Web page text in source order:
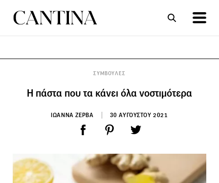
ΣΥΜΒΟΥΛΕΣ
Η πάστα που τα κάνει όλα νοστιμότερα
ΙΩΑΝΝΑ ΖΕΡΒΑ 30 ΑΥΓΟΥΣΤΟΥ 2021